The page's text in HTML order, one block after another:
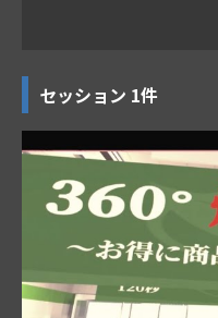
セッション 1件